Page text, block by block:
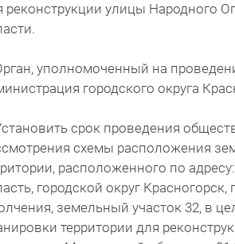
реконструкции улицы Народного
уполномоченный на
городского округа
срок проведения
схемы расположения
расположенного по
городской округ
земельный участок 32, в
территории для